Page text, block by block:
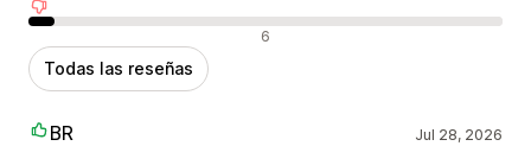
Reseñas negativas 6
Todas las reseñas
BR Jul 28, 2026